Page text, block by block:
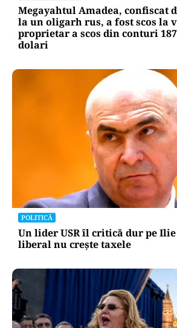
Megayahtul Amadea, confiscat
la un oligarh rus, a fost scos la
proprietar a scos din conturi
dolari
POLITICĂ
Un lider USR îl critică dur pe
liberal nu crește taxele